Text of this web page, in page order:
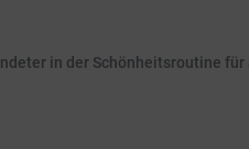
in der Schönheitsroutine